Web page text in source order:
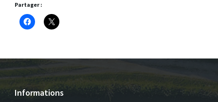
Partager :
Informations